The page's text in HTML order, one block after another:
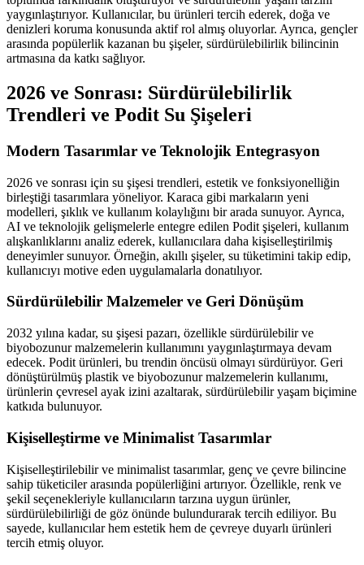
yaygınlaştırıyor. Kullanıcılar, bu ürünleri tercih ederek, doğa ve
denizleri koruma konusunda aktif rol almış oluyorlar. Ayrıca, gençler
arasında popülerlik kazanan bu şişeler, sürdürülebilirlik bilincinin
artmasına da katkı sağlıyor.
2026 ve Sonrası: Sürdürülebilirlik
Trendleri ve Podit Su Şişeleri
Modern Tasarımlar ve Teknolojik Entegrasyon
2026 ve sonrası için su şişesi trendleri, estetik ve fonksiyonelliğin
birleştiği tasarımlara yöneliyor. Karaca gibi markaların yeni
modelleri, şıklık ve kullanım kolaylığını bir arada sunuyor. Ayrıca,
AI ve teknolojik gelişmelerle entegre edilen Podit şişeleri, kullanım
alışkanlıklarını analiz ederek, kullanıcılara daha kişiselleştirilmiş
deneyimler sunuyor. Örneğin, akıllı şişeler, su tüketimini takip edip,
kullanıcıyı motive eden uygulamalarla donatılıyor.
Sürdürülebilir Malzemeler ve Geri Dönüşüm
2032 yılına kadar, su şişesi pazarı, özellikle sürdürülebilir ve
biyobozunur malzemelerin kullanımını yaygınlaştırmaya devam
edecek. Podit ürünleri, bu trendin öncüsü olmayı sürdürüyor. Geri
dönüştürülmüş plastik ve biyobozunur malzemelerin kullanımı,
ürünlerin çevresel ayak izini azaltarak, sürdürülebilir yaşam biçimine
katkıda bulunuyor.
Kişiselleştirme ve Minimalist Tasarımlar
Kişiselleştirilebilir ve minimalist tasarımlar, genç ve çevre bilincine
sahip tüketiciler arasında popülerliğini artırıyor. Özellikle, renk ve
şekil seçenekleriyle kullanıcıların tarzına uygun ürünler,
sürdürülebilirliği de göz önünde bulundurarak tercih ediliyor. Bu
sayede, kullanıcılar hem estetik hem de çevreye duyarlı ürünleri
tercih etmiş oluyor.